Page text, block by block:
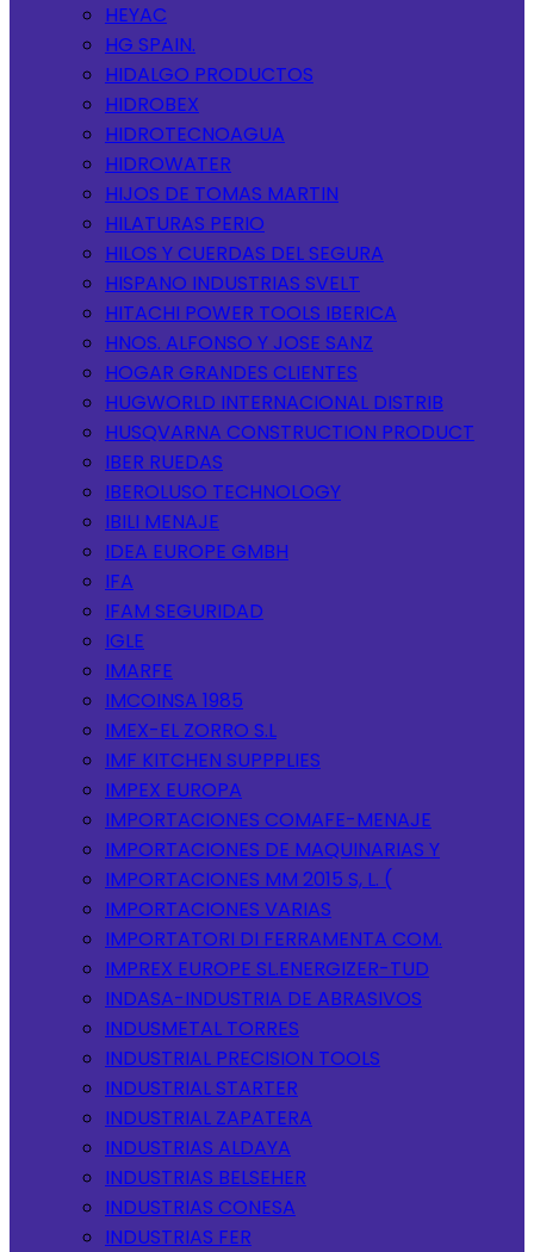
HEYAC
HG SPAIN.
HIDALGO PRODUCTOS
HIDROBEX
HIDROTECNOAGUA
HIDROWATER
HIJOS DE TOMAS MARTIN
HILATURAS PERIO
HILOS Y CUERDAS DEL SEGURA
HISPANO INDUSTRIAS SVELT
HITACHI POWER TOOLS IBERICA
HNOS. ALFONSO Y JOSE SANZ
HOGAR GRANDES CLIENTES
HUGWORLD INTERNACIONAL DISTRIB
HUSQVARNA CONSTRUCTION PRODUCT
IBER RUEDAS
IBEROLUSO TECHNOLOGY
IBILI MENAJE
IDEA EUROPE GMBH
IFA
IFAM SEGURIDAD
IGLE
IMARFE
IMCOINSA 1985
IMEX-EL ZORRO S.L
IMF KITCHEN SUPPPLIES
IMPEX EUROPA
IMPORTACIONES COMAFE-MENAJE
IMPORTACIONES DE MAQUINARIAS Y
IMPORTACIONES MM 2015 S, L. (
IMPORTACIONES VARIAS
IMPORTATORI DI FERRAMENTA COM.
IMPREX EUROPE SL.ENERGIZER-TUD
INDASA-INDUSTRIA DE ABRASIVOS
INDUSMETAL TORRES
INDUSTRIAL PRECISION TOOLS
INDUSTRIAL STARTER
INDUSTRIAL ZAPATERA
INDUSTRIAS ALDAYA
INDUSTRIAS BELSEHER
INDUSTRIAS CONESA
INDUSTRIAS FER